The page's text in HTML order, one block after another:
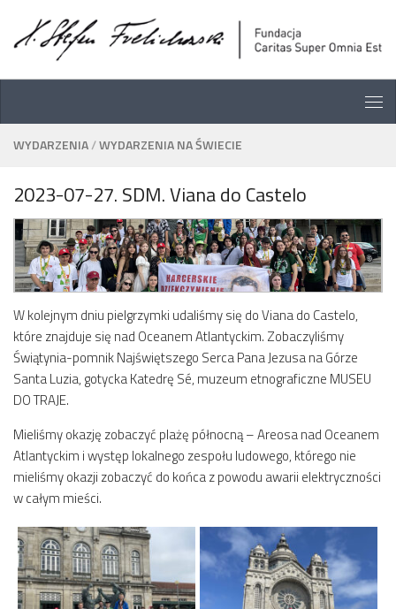
Content
navigation
Przejdź do treści
WYDARZENIA/WYDARZENIA NA ŚWIECIE
2023-07-27. SDM. Viana do Castelo
W kolejnym dniu pielgrzymki udaliśmy się do Viana do Castelo,
które znajduje się nad Oceanem Atlantyckim. Zobaczyliśmy
Świątynia-pomnik Najświętszego Serca Pana Jezusa na Górze
Santa Luzia, gotycka Katedrę Sé, muzeum etnograficzne MUSEU
DO TRAJE.
Mieliśmy okazję zobaczyć plażę północną – Areosa nad Oceanem
Atlantyckim i występ lokalnego zespołu ludowego, którego nie
mieliśmy okazji zobaczyć do końca z powodu awarii elektryczności
w całym mieści.